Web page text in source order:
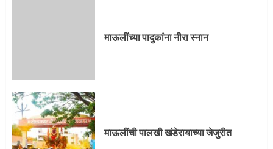
माऊलींच्या पादुकांना नीरा स्नान
माऊलींची पालखी खंडेरायाच्या जेजुरीत
3